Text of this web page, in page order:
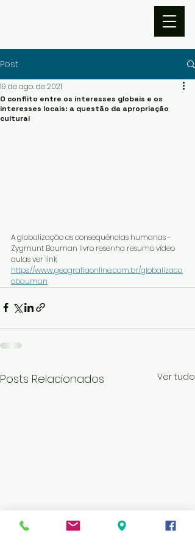
Post
O conflito entre os interesses globais e os
interesses locais: a questão da apropriação
cultural
19 de ago. de 2021
A globalização as consequências humanas -
Zygmunt Bauman livro resenha resumo vídeo
aulas ver link
https://www.geografiaonline.com.br/globalizaca
obauman
Posts Relacionados Ver tudo